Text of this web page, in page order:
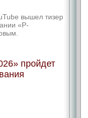
вышел тизер
«Р-
пройдет